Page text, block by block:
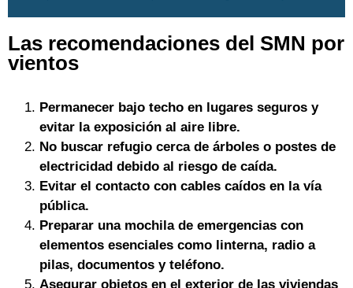
Las recomendaciones del SMN por
vientos
Permanecer bajo techo en lugares seguros y
evitar la exposición al aire libre.
No buscar refugio cerca de árboles o postes de
electricidad debido al riesgo de caída.
Evitar el contacto con cables caídos en la vía
pública.
Preparar una mochila de emergencias con
elementos esenciales como linterna, radio a
pilas, documentos y teléfono.
Asegurar objetos en el exterior de las viviendas